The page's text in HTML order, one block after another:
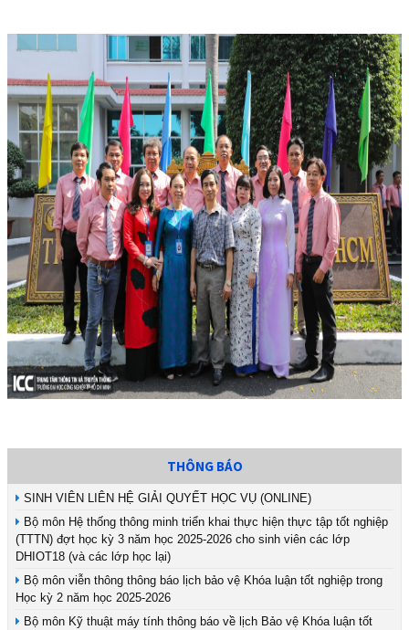
THÔNG BÁO
SINH VIÊN LIÊN HỆ GIẢI QUYẾT HỌC VỤ (ONLINE)
Bộ môn Hệ thống thông minh triển khai thực hiện thực tập tốt nghiệp
(TTTN) đợt học kỳ 3 năm học 2025-2026 cho sinh viên các lớp
DHIOT18 (và các lớp học lại)
Bộ môn viễn thông thông báo lịch bảo vệ Khóa luận tốt nghiệp trong
Học kỳ 2 năm học 2025-2026
Bộ môn Kỹ thuật máy tính thông báo về lịch Bảo vệ Khóa luận tốt